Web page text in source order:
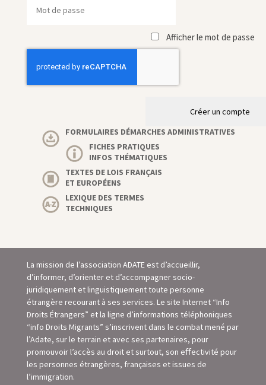
Afficher le mot de passe
Créer un compte
FORMULAIRES DÉMARCHES ADMINISTRATIVES
FICHES PRATIQUES
INFOS THÉMATIQUES
TEXTES DE LOIS FRANÇAIS
ET EUROPÉENS
LEXIQUE DES TERMES
TECHNIQUES
La mission de l’association ADATE est d’accueillir,
d’informer, d’orienter et d’accompagner socio-
juridiquement et linguistiquement toute personne
étrangère recourant à ses services. Le site Internet “Info
Droits Étrangers” et la ligne d’informations téléphoniques
“info Droits Migrants” s’inscrivent dans le combat mené par
l’Adate, sur le terrain et avec ses partenaires, pour
promouvoir l’accès au droit et surtout, son eﬀectivité pour
les personnes étrangères, françaises et issues de
l’immigration.